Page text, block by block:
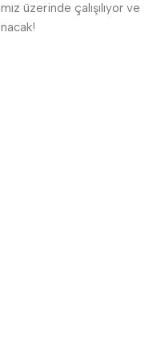
üzerinde çalışılıyor ve